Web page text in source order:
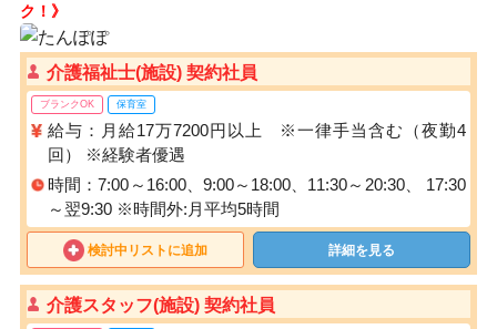
ク！》
介護福祉士(施設) 契約社員
ブランクOK 保育室
給与：月給17万7200円以上 ※一律手当含む（夜勤4
回） ※経験者優遇
時間：7:00～16:00、9:00～18:00、11:30～20:30、 17:30
～翌9:30 ※時間外:月平均5時間
検討中リストに追加 詳細を見る
介護スタッフ(施設) 契約社員